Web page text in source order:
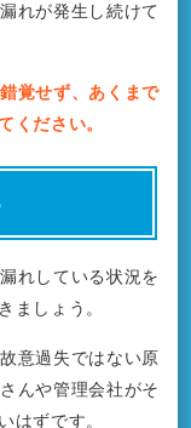
れが発生し続けて
覚せず、あくまで
ください。
れしている状況を
ましょう。
意過失ではない原
んや管理会社がそ
はずです。